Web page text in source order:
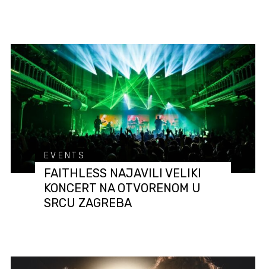
EVENTS
FAITHLESS NAJAVILI VELIKI
KONCERT NA OTVORENOM U
SRCU ZAGREBA